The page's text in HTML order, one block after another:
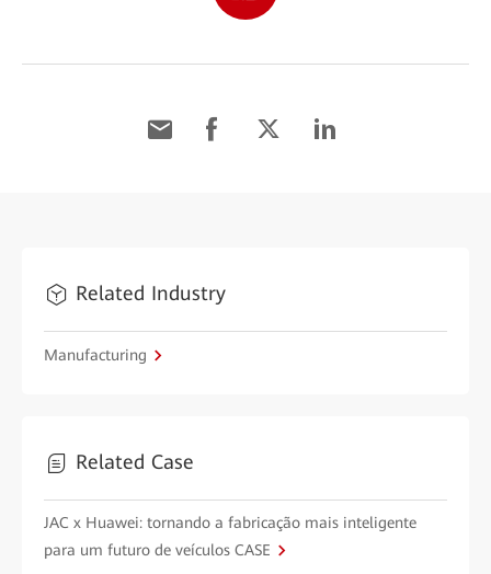
Related Industry
Manufacturing
Related Case
JAC x Huawei: tornando a fabricação mais inteligente
para um futuro de veículos CASE